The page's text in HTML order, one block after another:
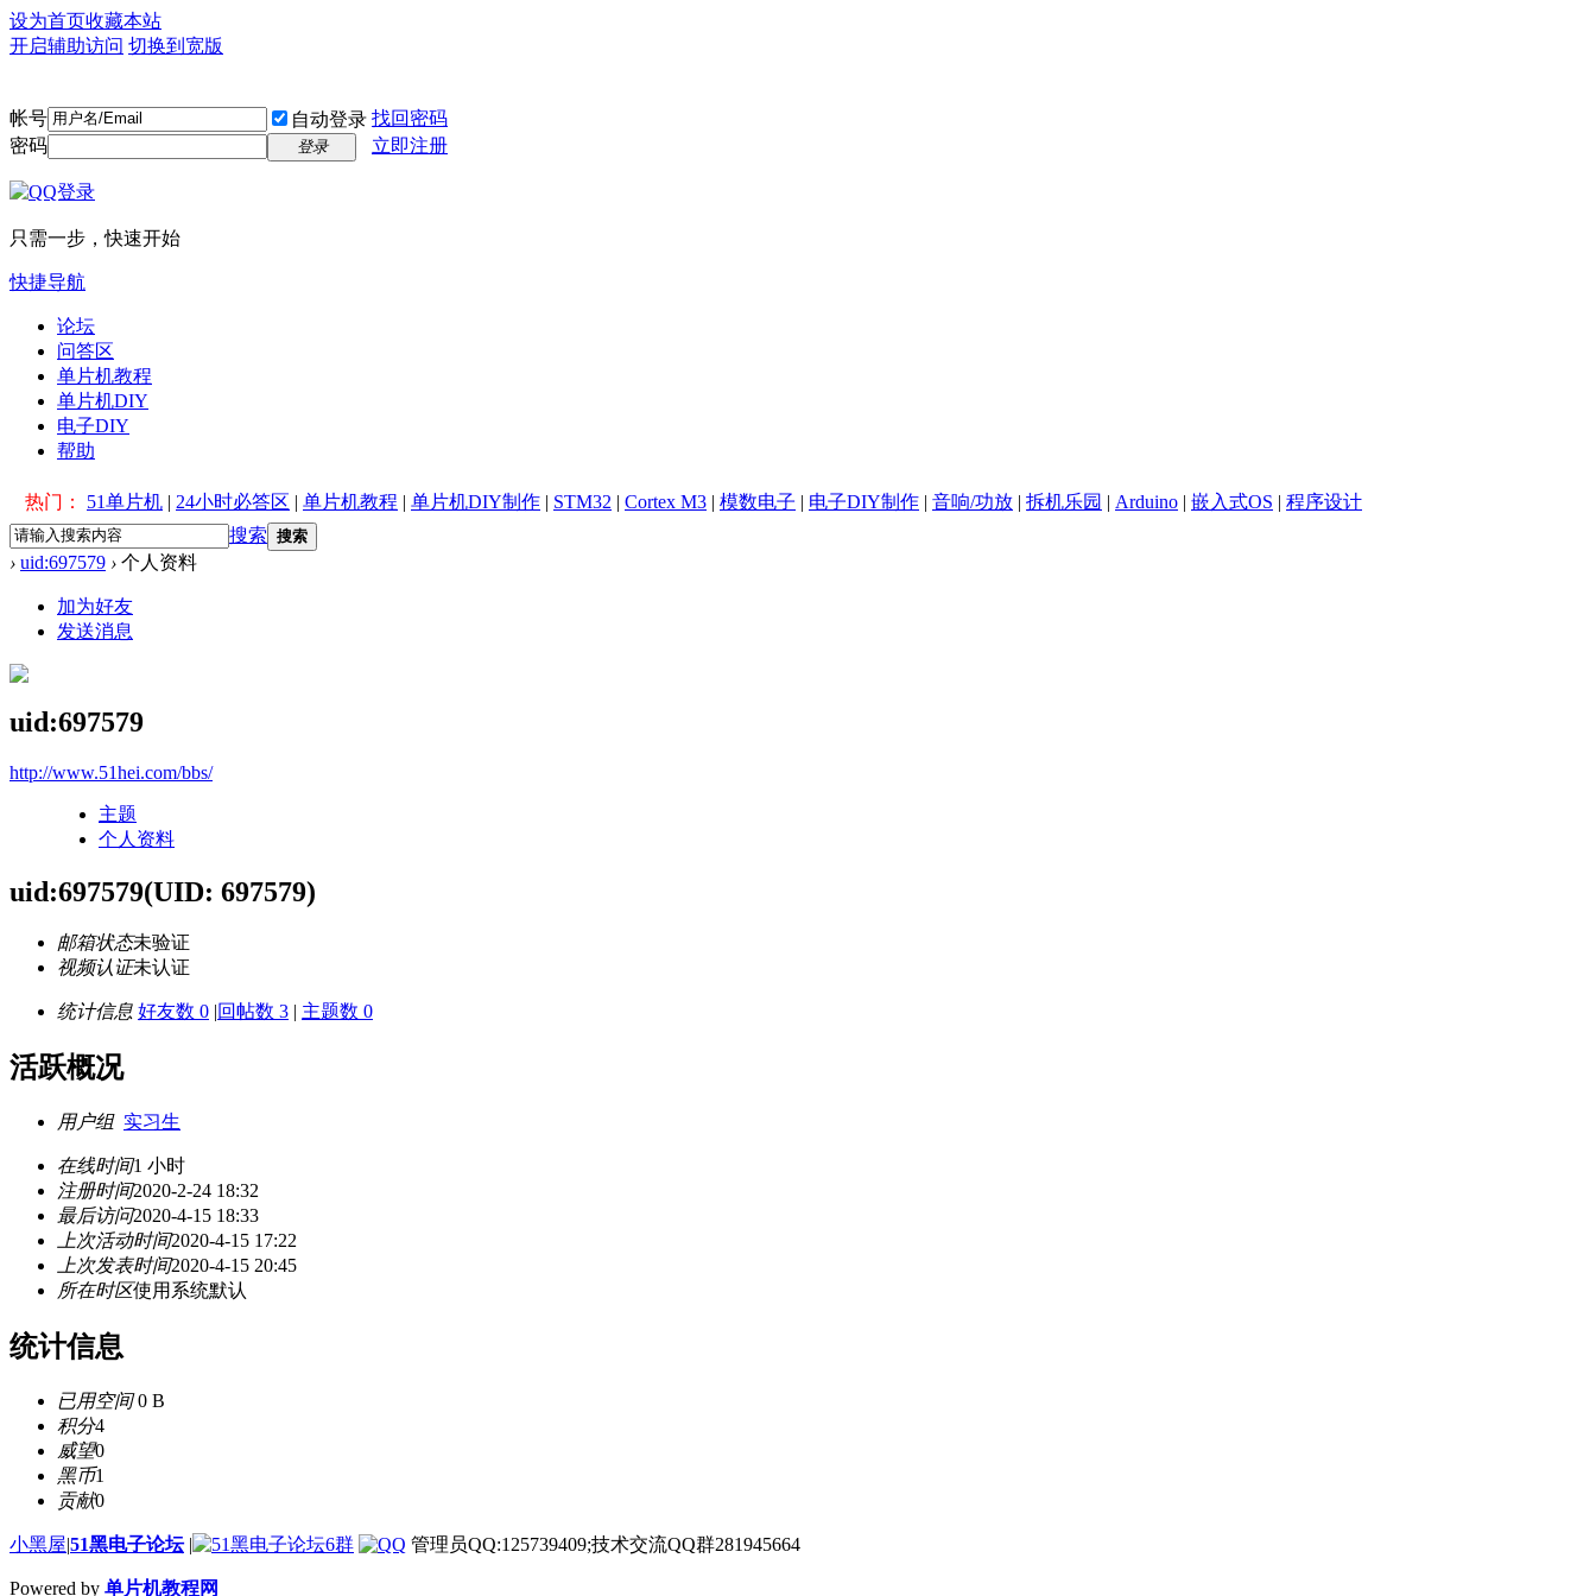
设为首页收藏本站
开启辅助访问 切换到宽版
帐号 自动登录 找回密码
密码
登录 立即注册
只需一步，快速开始
快捷导航
论坛
问答区
单片机教程
单片机DIY
电子DIY
帮助
热门： 51单片机 | 24小时必答区 | 单片机教程 | 单片机DIY制作 | STM32 | Cortex M3 | 模数电子 | 电子DIY制作 | 音响/功放 | 拆机乐园 | Arduino | 嵌入式OS | 程序设计
搜索 搜索
› uid:697579 › 个人资料
加为好友
发送消息
uid:697579
http://www.51hei.com/bbs/
主题
个人资料
uid:697579(UID: 697579)
邮箱状态未验证
视频认证未认证
统计信息 好友数 0 |回帖数 3 | 主题数 0
活跃概况
用户组 实习生
在线时间1 小时
注册时间2020-2-24 18:32
最后访问2020-4-15 18:33
上次活动时间2020-4-15 17:22
上次发表时间2020-4-15 20:45
所在时区使用系统默认
统计信息
已用空间0 B
积分4
威望0
黑币1
贡献0
小黑屋|51黑电子论坛 | 管理员QQ:125739409;技术交流QQ群281945664
Powered by 单片机教程网